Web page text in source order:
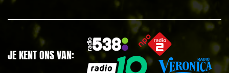
JE KENT ONS VAN: